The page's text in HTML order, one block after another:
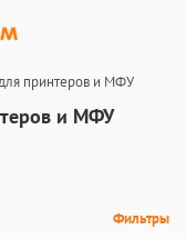
принтеров и МФУ
и МФУ
Фильтры